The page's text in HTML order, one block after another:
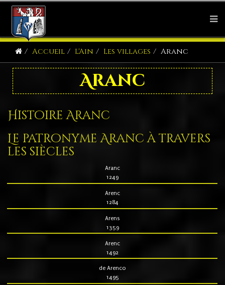
Accueil L'Ain Les villages Aranc
Aranc
Histoire Aranc
Le patronyme Aranc à travers
les siècles
Aranc
1249
Arenc
1284
Arens
1359
Arenc
1492
de Arenco
1495